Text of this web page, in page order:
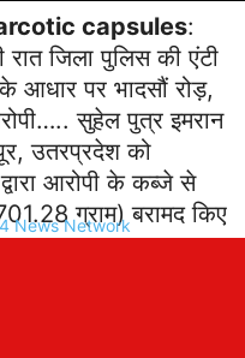
News Network
capsules:
जिला पुलिस की एंटी
के आधार पर भादसौं रोड़,
सुहेल पुत्र इमरान
उतरप्रदेश को
आरोपी के कब्जे से
ग्राम) बरामद किए